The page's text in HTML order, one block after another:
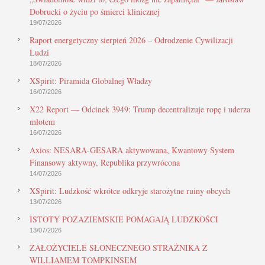
Dobrucki o życiu po śmierci klinicznej
19/07/2026
Raport energetyczny sierpień 2026 – Odrodzenie Cywilizacji
Ludzi
18/07/2026
XSpirit: Piramida Globalnej Władzy
16/07/2026
X22 Report — Odcinek 3949: Trump decentralizuje ropę i uderza
młotem
16/07/2026
Axios: NESARA-GESARA aktywowana, Kwantowy System
Finansowy aktywny, Republika przywrócona
14/07/2026
XSpirit: Ludzkość wkrótce odkryje starożytne ruiny obcych
13/07/2026
ISTOTY POZAZIEMSKIE POMAGAJĄ LUDZKOŚCI
13/07/2026
ZAŁOŻYCIELE SŁONECZNEGO STRAŻNIKA Z
WILLIAMEM TOMPKINSEM